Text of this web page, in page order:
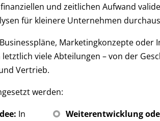
und zeitlichen Aufwand
für kleinere Unternehmen
Marketingkonzepte oder
viele Abteilungen – von der
Vertrieb.
werden:
In
Weiterentwicklung